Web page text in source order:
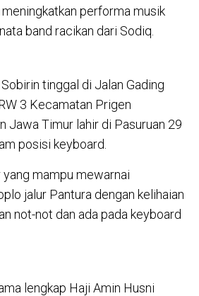
performa musik
band racikan dari Sodiq.
tinggal di Jalan Gading
3 Kecamatan Prigen
Jawa Timur lahir di Pasuruan 29
posisi keyboard.
mampu mewarnai
jalur Pantura dengan kelihaian
not-not dan ada pada keyboard
lengkap Haji Amin Husni